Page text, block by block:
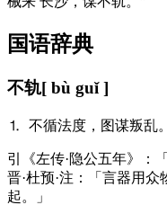
国语辞典
不轨[ bù guǐ ]
⒈ 不循法度，图谋叛乱。
引
《左传·隐公五年》：
晋·杜预·注：「言器用
起。」